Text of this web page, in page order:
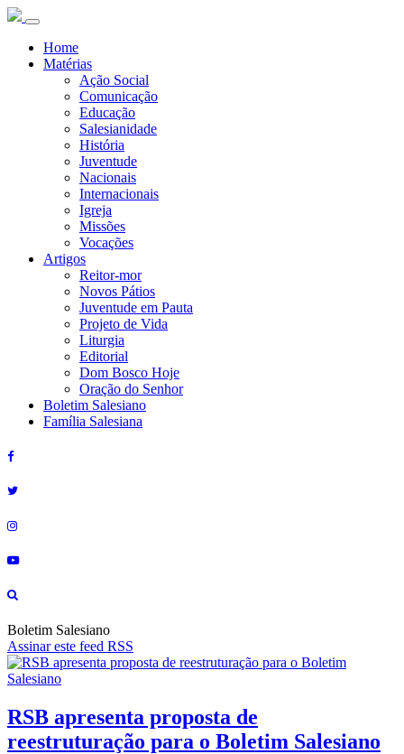
Home
Matérias
Ação Social
Comunicação
Educação
Salesianidade
História
Juventude
Nacionais
Internacionais
Igreja
Missões
Vocações
Artigos
Reitor-mor
Novos Pátios
Juventude em Pauta
Projeto de Vida
Liturgia
Editorial
Dom Bosco Hoje
Oração do Senhor
Boletim Salesiano
Família Salesiana
Boletim Salesiano
Assinar este feed RSS
RSB apresenta proposta de
reestruturação para o Boletim Salesiano